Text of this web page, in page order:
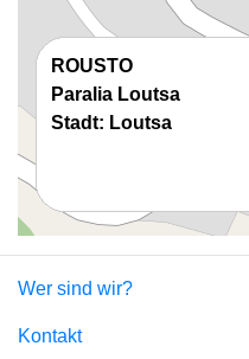
ROUSTO
Paralia Loutsa
Stadt: Loutsa
Wer sind wir?
Kontakt